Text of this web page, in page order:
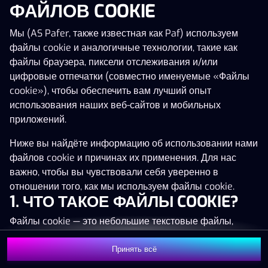
Нажми в любое место!
MEGA 1 329 713 €
MAJOR 61 607 €
MINOR 1 510 €Присоединиться
ФАЙЛОВ COOKIE
Мы (AS Pafer, также известная как Paf) используем
файлы cookie и аналогичные технологии, такие как
файлы браузера, пиксели отслеживания и/или
цифровые отпечатки (совместно именуемые «Файлы
cookie»), чтобы обеспечить вам лучший опыт
использования наших веб-сайтов и мобильных
приложений.
Ниже вы найдёте информацию об использовании нами
файлов cookie и причинах их применения. Для нас
важно, чтобы вы чувствовали себя уверенно в
отношении того, как мы используем файлы cookie.
1. ЧТО ТАКОЕ ФАЙЛЫ COOKIE?
Файлы cookie — это небольшие текстовые файлы,
которые сохраняются на вашем устройстве (например,
на компьютере, мобильном телефоне или планшете)
при посещении наших веб-сайтов. Размещение
Принять всё